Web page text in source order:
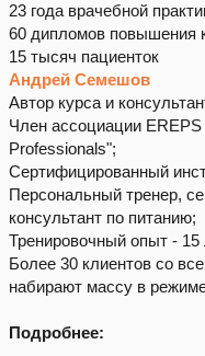
23 года врачебной
60 дипломов повышения
15 тысяч пациенток
Андрей Семешов
Автор курса и
Член ассоциации
Professionals";
Сертифицированный
Персональный тренер,
консультант по питанию;
Тренировочный опыт - 15
Более 30 клиентов со
набирают массу в
Подробнее: